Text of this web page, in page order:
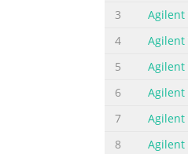
3
Agilent
4
Agilent
5
Agilent
6
Agilent
7
Agilent
8
Agilent